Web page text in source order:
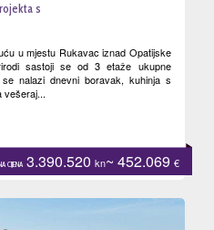
s
u mjestu Rukavac iznad Opatijske
sastoji se od 3 etaže ukupne
nalazi dnevni boravak, kuhinja s
vešeraj...
CIJENA 3.390.520 kn~ 452.069 €